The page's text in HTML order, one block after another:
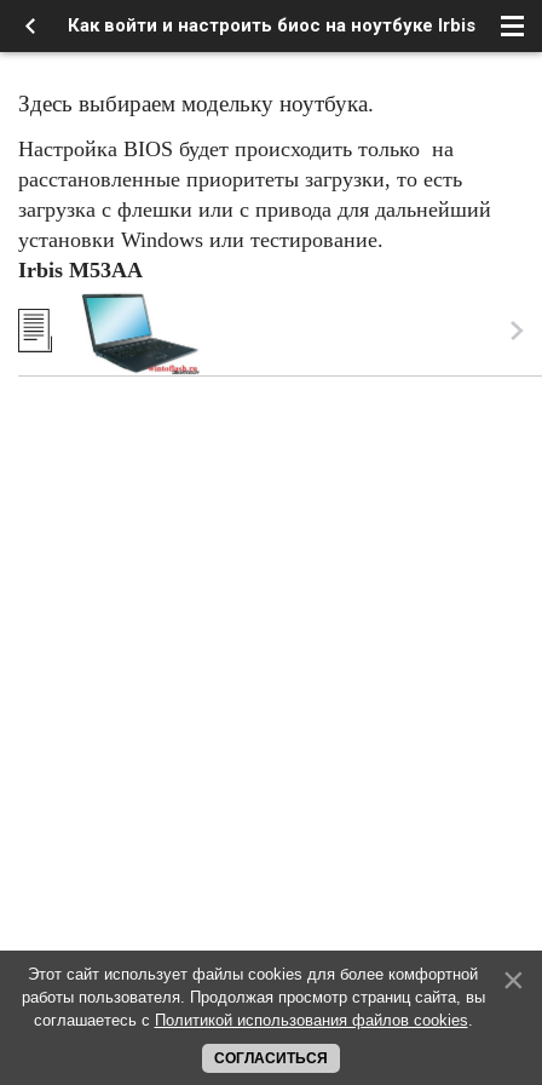
Как войти и настроить биос на ноутбуке Irbis
Здесь выбираем модельку ноутбука.
Настройка BIOS будет происходить только на
расстановленные приоритеты загрузки, то есть
загрузка с флешки или с привода для дальнейший
установки Windows или тестирование.
Irbis M53AA
Этот сайт использует файлы cookies для более комфортной
работы пользователя. Продолжая просмотр страниц сайта, вы
соглашаетесь с Политикой использования файлов cookies.
СОГЛАСИТЬСЯ